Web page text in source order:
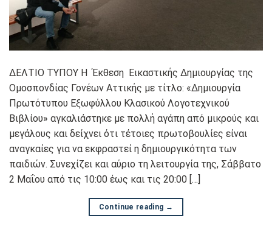
ΔΕΛΤΙΟ ΤΥΠΟΥ Η Έκθεση Εικαστικής Δημιουργίας της
Ομοσπονδίας Γονέων Αττικής με τίτλο: «Δημιουργία
Πρωτότυπου Εξωφύλλου Κλασικού Λογοτεχνικού
Βιβλίου» αγκαλιάστηκε με πολλή αγάπη από μικρούς και
μεγάλους και δείχνει ότι τέτοιες πρωτοβουλίες είναι
αναγκαίες για να εκφραστεί η δημιουργικότητα των
παιδιών. Συνεχίζει και αύριο τη λειτουργία της, Σάββατο
2 Μαΐου από τις 10:00 έως και τις 20:00 […]
Continue reading →